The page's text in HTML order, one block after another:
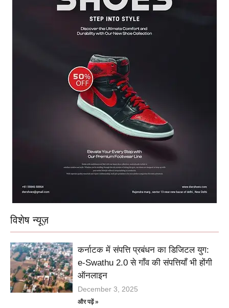
विशेष न्यूज़
कर्नाटक में संपत्ति प्रबंधन का डिजिटल युग:
e-Swathu 2.0 से गाँव की संपत्तियाँ भी होंगी
ऑनलाइन
December 3, 2025
और पढ़ें »